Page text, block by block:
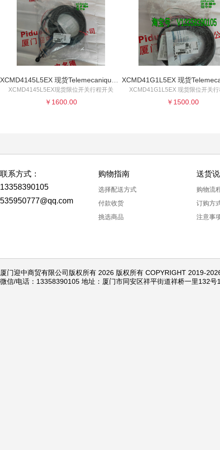
XCMD4145L5EX现货限位开关行程开关
￥1600.00
XCMD41G1L5EX 现货限位开关
￥1500.00
联系方式：
13358390105
535950777@qq.com
购物指南
选择配送方式
付款收货
挑选商品
送货
购物流
订购方
注意事
厦门迎中商贸有限公司版权所有 2026 版权所有 COPYRIGHT 2019-
微信/电话：13358390105 地址：厦门市同安区祥平街道祥桥一里132号